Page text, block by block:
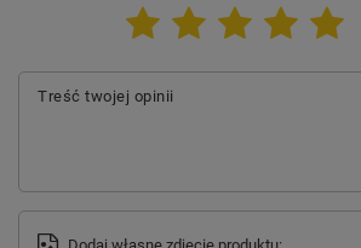
Treść twojej opinii